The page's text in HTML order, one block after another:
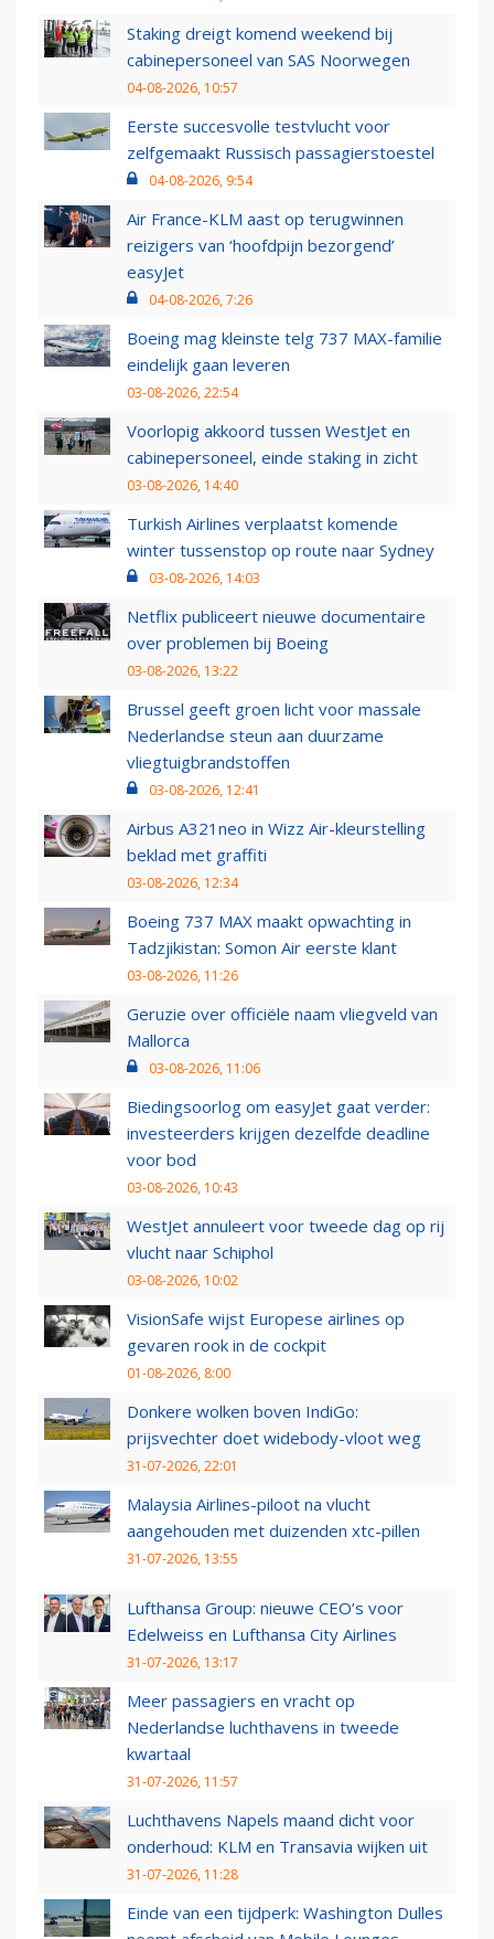
Staking dreigt komend weekend bij
cabinepersoneel van SAS Noorwegen
04-08-2026, 10:57
Eerste succesvolle testvlucht voor
zelfgemaakt Russisch passagierstoestel
04-08-2026, 9:54
Air France-KLM aast op terugwinnen
reizigers van ‘hoofdpijn bezorgend’
easyJet
04-08-2026, 7:26
Boeing mag kleinste telg 737 MAX-familie
eindelijk gaan leveren
03-08-2026, 22:54
Voorlopig akkoord tussen WestJet en
cabinepersoneel, einde staking in zicht
03-08-2026, 14:40
Turkish Airlines verplaatst komende
winter tussenstop op route naar Sydney
03-08-2026, 14:03
Netflix publiceert nieuwe documentaire
over problemen bij Boeing
03-08-2026, 13:22
Brussel geeft groen licht voor massale
Nederlandse steun aan duurzame
vliegtuigbrandstoffen
03-08-2026, 12:41
Airbus A321neo in Wizz Air-kleurstelling
beklad met graffiti
03-08-2026, 12:34
Boeing 737 MAX maakt opwachting in
Tadzjikistan: Somon Air eerste klant
03-08-2026, 11:26
Geruzie over officiële naam vliegveld van
Mallorca
03-08-2026, 11:06
Biedingsoorlog om easyJet gaat verder:
investeerders krijgen dezelfde deadline
voor bod
03-08-2026, 10:43
WestJet annuleert voor tweede dag op rij
vlucht naar Schiphol
03-08-2026, 10:02
VisionSafe wijst Europese airlines op
gevaren rook in de cockpit
01-08-2026, 8:00
Donkere wolken boven IndiGo:
prijsvechter doet widebody-vloot weg
31-07-2026, 22:01
Malaysia Airlines-piloot na vlucht
aangehouden met duizenden xtc-pillen
31-07-2026, 13:55
Lufthansa Group: nieuwe CEO’s voor
Edelweiss en Lufthansa City Airlines
31-07-2026, 13:17
Meer passagiers en vracht op
Nederlandse luchthavens in tweede
kwartaal
31-07-2026, 11:57
Luchthavens Napels maand dicht voor
onderhoud: KLM en Transavia wijken uit
31-07-2026, 11:28
Einde van een tijdperk: Washington Dulles